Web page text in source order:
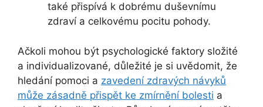
také přispívá k dobrému duševnímu
zdraví a celkovému pocitu pohody.
Ačkoli mohou být psychologické faktory složité
a individualizované, důležité je si uvědomit, že
hledání pomoci a zavedení zdravých návyků
může zásadně přispět ke zmírnění bolesti a